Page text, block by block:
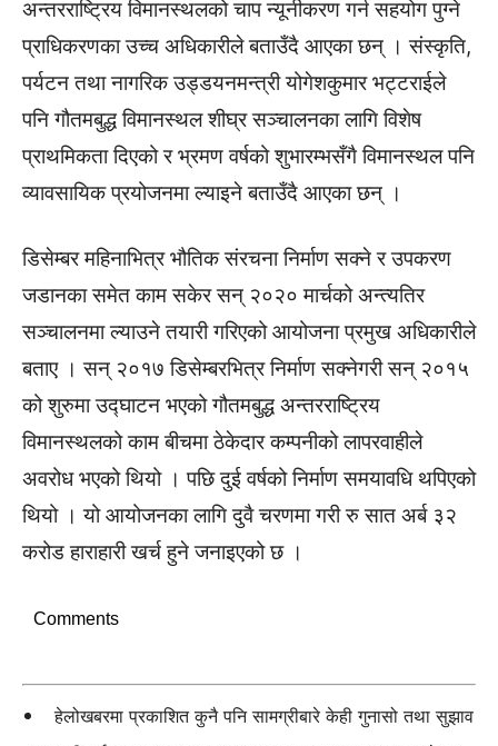
अन्तरराष्ट्रिय विमानस्थलको चाप न्यूनीकरण गर्न सहयोग पुग्ने
प्राधिकरणका उच्च अधिकारीले बताउँदै आएका छन् । संस्कृति,
पर्यटन तथा नागरिक उड्डयनमन्त्री योगेशकुमार भट्टराईले
पनि गौतमबुद्ध विमानस्थल शीघ्र सञ्चालनका लागि विशेष
प्राथमिकता दिएको र भ्रमण वर्षको शुभारम्भसँगै विमानस्थल पनि
व्यावसायिक प्रयोजनमा ल्याइने बताउँदै आएका छन् ।
डिसेम्बर महिनाभित्र भौतिक संरचना निर्माण सक्ने र उपकरण
जडानका समेत काम सकेर सन् २०२० मार्चको अन्त्यतिर
सञ्चालनमा ल्याउने तयारी गरिएको आयोजना प्रमुख अधिकारीले
बताए । सन् २०१७ डिसेम्बरभित्र निर्माण सक्नेगरी सन् २०१५
को शुरुमा उद्घाटन भएको गौतमबुद्ध अन्तरराष्ट्रिय
विमानस्थलको काम बीचमा ठेकेदार कम्पनीको लापरवाहीले
अवरोध भएको थियो । पछि दुई वर्षको निर्माण समयावधि थपिएको
थियो । यो आयोजनका लागि दुवै चरणमा गरी रु सात अर्ब ३२
करोड हाराहारी खर्च हुने जनाइएको छ ।
Comments
हेलोखबरमा प्रकाशित कुनै पनि सामग्रीबारे केही गुनासो तथा सुझाव